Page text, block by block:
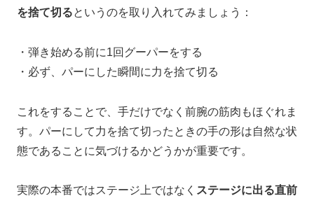
を捨て切るというのを取り入れてみましょう：
・弾き始める前に1回グーパーをする
・ 必ず、パーにした瞬間に力を捨て切る
これをすることで、 手だけでなく前腕の筋肉もほぐれま
す。 パーにして力を捨て切ったときの手の形は自然な状
態であることに気づけるかどうかが重要です。
実際の本番ではステージ上ではなく ステージに出る直前